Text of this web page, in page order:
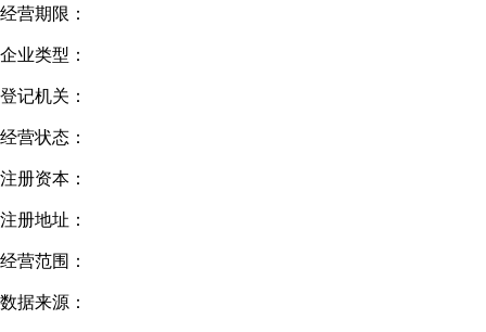
经营期限：
企业类型：
登记机关：
经营状态：
注册资本：
注册地址：
经营范围：
数据来源：